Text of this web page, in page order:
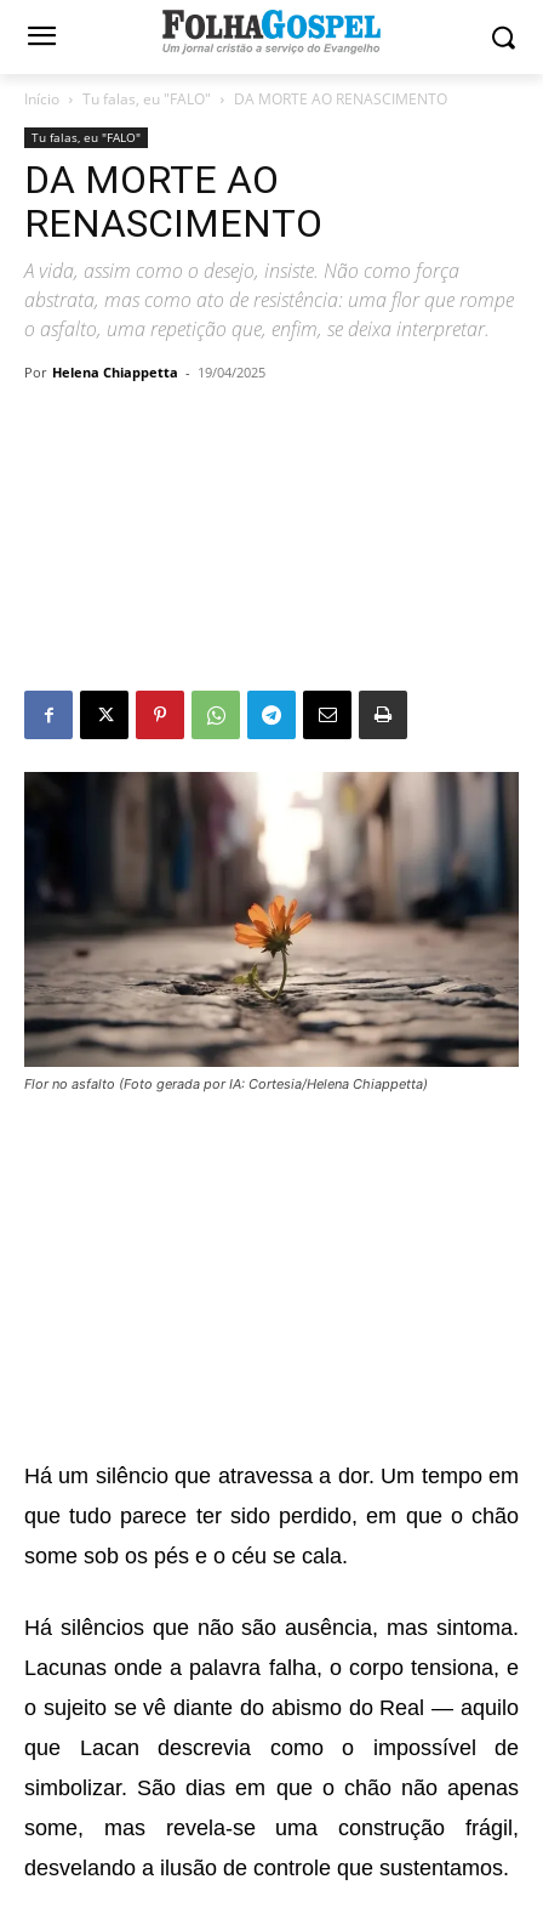
Início Tu falas, eu "FALO" DA MORTE AO RENASCIMENTO
Tu falas, eu "FALO"
DA MORTE AO
RENASCIMENTO
A vida, assim como o desejo, insiste. Não como força
abstrata, mas como ato de resistência: uma flor que rompe
o asfalto, uma repetição que, enfim, se deixa interpretar.
Por Helena Chiappetta - 19/04/2025
Flor no asfalto (Foto gerada por IA: Cortesia/Helena Chiappetta)
Há um silêncio que atravessa a dor. Um tempo em
que tudo parece ter sido perdido, em que o chão
some sob os pés e o céu se cala.
Há silêncios que não são ausência, mas sintoma.
Lacunas onde a palavra falha, o corpo tensiona, e
o sujeito se vêdiante do abismo do Real—aquilo
que Lacan descrevia como o impossível de
simbolizar. São dias em que o chão não apenas
some, mas revela-se uma construção frágil,
desvelando a ilusão de controle que sustentamos.